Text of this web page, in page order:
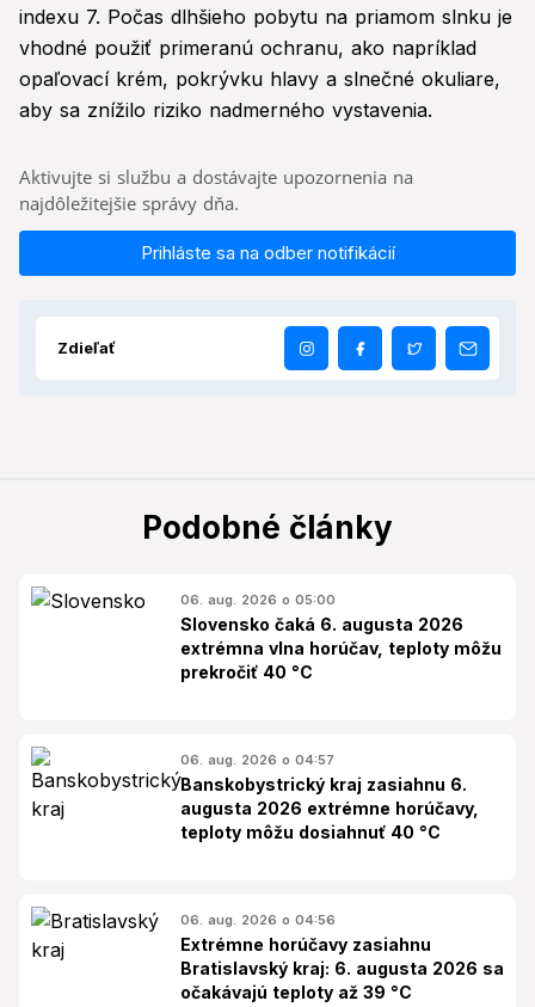
indexu 7. Počas dlhšieho pobytu na priamom slnku je
vhodné použiť primeranú ochranu, ako napríklad
opaľovací krém, pokrývku hlavy a slnečné okuliare,
aby sa znížilo riziko nadmerného vystavenia.
Aktivujte si službu a dostávajte upozornenia na
najdôležitejšie správy dňa.
Prihláste sa na odber notifikácií
Zdieľať
Podobné články
06. aug. 2026 o 05:00
Slovensko čaká 6. augusta 2026
extrémna vlna horúčav, teploty môžu
prekročiť 40 °C
06. aug. 2026 o 04:57
Banskobystrický kraj zasiahnu 6.
augusta 2026 extrémne horúčavy,
teploty môžu dosiahnuť 40 °C
06. aug. 2026 o 04:56
Extrémne horúčavy zasiahnu
Bratislavský kraj: 6. augusta 2026 sa
očakávajú teploty až 39 °C